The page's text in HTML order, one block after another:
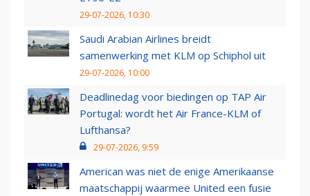
29-07-2026, 10:30
Saudi Arabian Airlines breidt
samenwerking met KLM op Schiphol uit
29-07-2026, 10:00
Deadlinedag voor biedingen op TAP Air
Portugal: wordt het Air France-KLM of
Lufthansa?
29-07-2026, 9:59
American was niet de enige Amerikaanse
maatschappij waarmee United een fusie